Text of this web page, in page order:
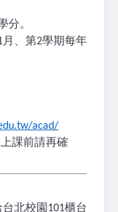
分。
月、第2學期每年
acad/
課前請再確
北校園 101櫃台